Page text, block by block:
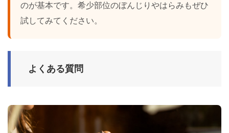
のが基本です。希少部位のぼんじりやはらみもぜひ
試してみてください。
よくある質問